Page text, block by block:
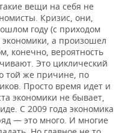
вещи на себя не
Кризис, они,
году (с приходом
а произошел
конечно, вероятность
Это циклический
той же причине, по
Просто время идет и
экономики не бывает,
С 2009 года экономика
— это много. И многие